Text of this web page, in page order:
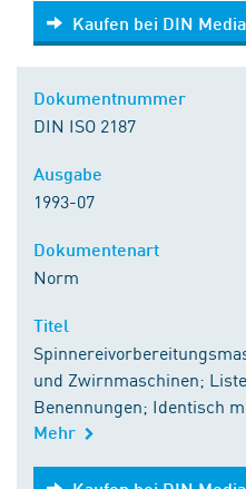
Kaufen bei DIN Media
Kaufen bei DIN Media
DIN ISO 2187
1993-07
Norm
und Zwirnmaschinen;
Benennungen; Identisch
Mehr
Kaufen bei DIN Media